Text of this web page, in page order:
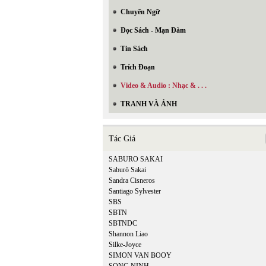
Chuyển Ngữ
Đọc Sách - Mạn Đàm
Tin Sách
Trích Đoạn
Video & Audio : Nhạc & . . .
TRANH VÀ ẢNH
Tác Giả
SABURO SAKAI
Saburō Sakai
Sandra Cisneros
Santiago Sylvester
SBS
SBTN
SBTNDC
Shannon Liao
Silke-Joyce
SIMON VAN BOOY